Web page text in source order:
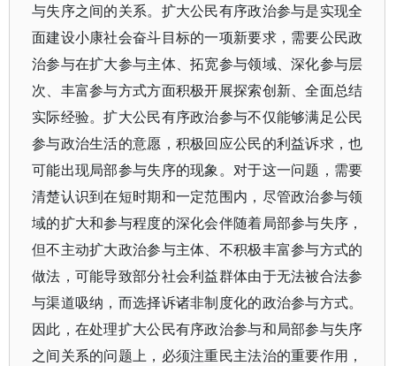
与失序之间的关系。扩大公民有序政治参与是实现全
面建设小康社会奋斗目标的一项新要求，需要公民政
治参与在扩大参与主体、拓宽参与领域、深化参与层
次、丰富参与方式方面积极开展探索创新、全面总结
实际经验。扩大公民有序政治参与不仅能够满足公民
参与政治生活的意愿，积极回应公民的利益诉求，也
可能出现局部参与失序的现象。对于这一问题，需要
清楚认识到在短时期和一定范围内，尽管政治参与领
域的扩大和参与程度的深化会伴随着局部参与失序，
但不主动扩大政治参与主体、不积极丰富参与方式的
做法，可能导致部分社会利益群体由于无法被合法参
与渠道吸纳，而选择诉诸非制度化的政治参与方式。
因此，在处理扩大公民有序政治参与和局部参与失序
之间关系的问题上，必须注重民主法治的重要作用，